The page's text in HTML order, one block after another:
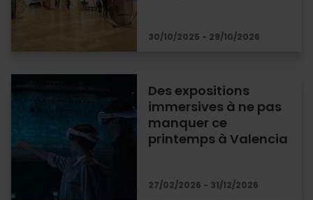
30/10/2025 - 29/10/2026
Des expositions
immersives à ne pas
manquer ce
printemps à Valencia
27/02/2026 - 31/12/2026